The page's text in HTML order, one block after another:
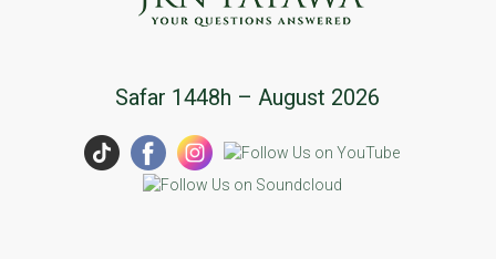
Fatawa
Safar 1448h – August 2026